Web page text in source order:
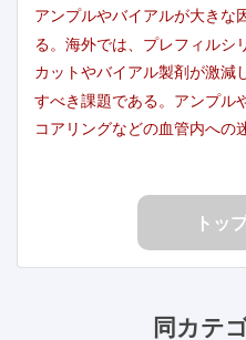
アンプルやバイアルが大きな
る。海外では、プレフィルシ
カットやバイアル製剤が激減
すべき課題である。アンプル
コアリングなどの血管内への
トッ
同カテ